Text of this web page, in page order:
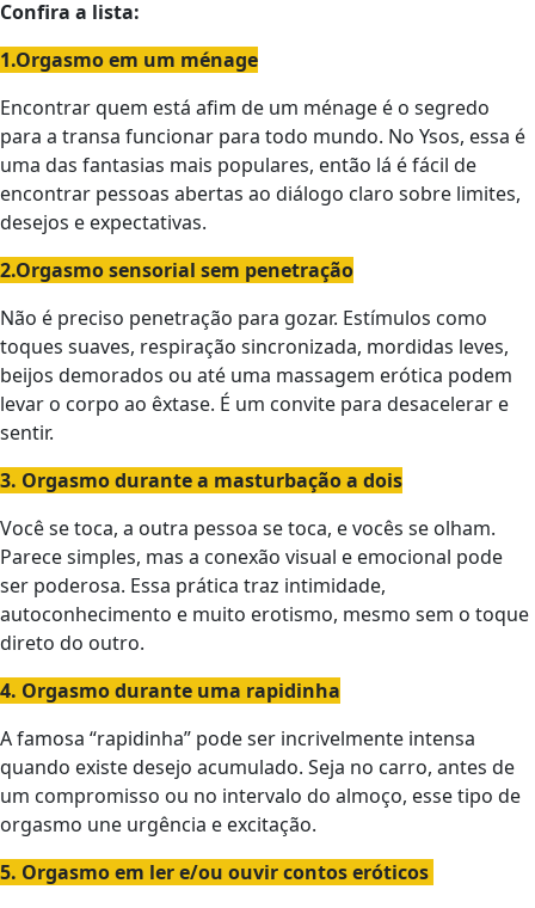
Confira a lista:
1.Orgasmo em um ménage
Encontrar quem está afim de um ménage é o segredo
para a transa funcionar para todo mundo. No Ysos, essa é
uma das fantasias mais populares, então lá é fácil de
encontrar pessoas abertas ao diálogo claro sobre limites,
desejos e expectativas.
2.Orgasmo sensorial sem penetração
Não é preciso penetração para gozar. Estímulos como
toques suaves, respiração sincronizada, mordidas leves,
beijos demorados ou até uma massagem erótica podem
levar o corpo ao êxtase. É um convite para desacelerar e
sentir.
3. Orgasmo durante a masturbação a dois
Você se toca, a outra pessoa se toca, e vocês se olham.
Parece simples, mas a conexão visual e emocional pode
ser poderosa. Essa prática traz intimidade,
autoconhecimento e muito erotismo, mesmo sem o toque
direto do outro.
4. Orgasmo durante uma rapidinha
A famosa “rapidinha” pode ser incrivelmente intensa
quando existe desejo acumulado. Seja no carro, antes de
um compromisso ou no intervalo do almoço, esse tipo de
orgasmo une urgência e excitação.
5. Orgasmo em ler e/ou ouvir contos eróticos